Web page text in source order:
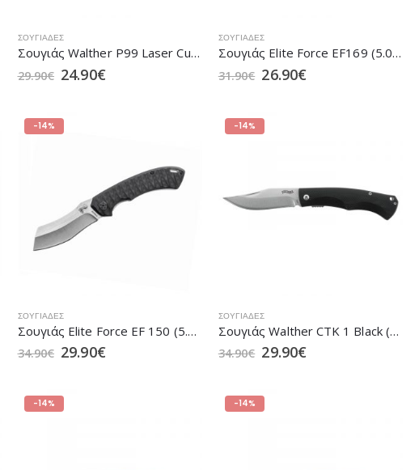
ΣΟΥΓΙΆΔΕΣ
Σουγιάς Walther P99 Laser Cut (5.8212)
29.90€ 24.90€
ΣΟΥΓΙΆΔΕΣ
Σουγιάς Elite Force EF169 (5.0974)
31.90€ 26.90€
-14%
ΣΟΥΓΙΆΔΕΣ
Σουγιάς Elite Force EF 150 (5.1301)
34.90€ 29.90€
-14%
ΣΟΥΓΙΆΔΕΣ
Σουγιάς Walther CTK 1 Black (5.1095)
34.90€ 29.90€
-14% -14%